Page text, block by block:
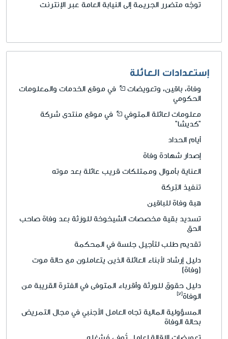
توجّه متضرر الجريمة إلى النيابة العامة عبر الإنترنت
إستعدادات العائلة
وفاة، باقين، وتعويضات
في موقع الخدمات والمعلومات
الحكومي
معلومات لعائلة المتوفي
في موقع منتدى شركة
"كديشا"
أيام الحداد
إصدار شهادة وفاة
العناية بأموال وممتلكات قريب عائلة بعد موته
تنفيذ التِركة
هبة وفاة للباقين
تسديد بقية مخصصات الشيخوخة للورَثة بعد وفاة صاحب
الحق
تقديم طلب لتأجيل جلسة في المحكمة
دليل إرشاد لأبناء العائلة الذين يتعاملون مع حالة موت
(وفاة)
دليل حقوق للورثة وأقرباء المتوفى في الفترة القريبة من
الوفاة
المسؤولية المالية تجاه العامل الأجنبي في مجال التمريض
بحالة الوفاة